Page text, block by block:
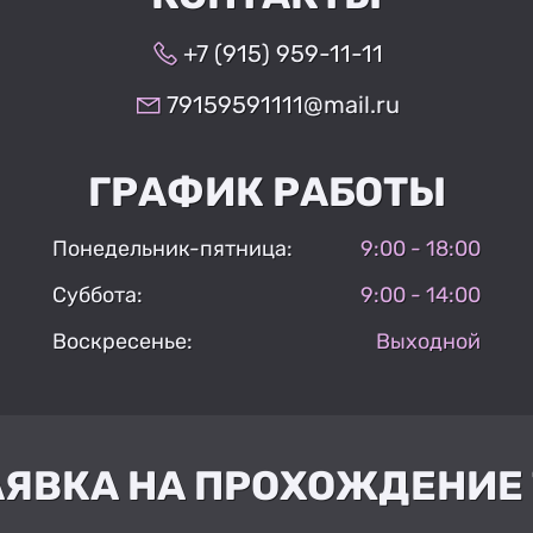
+7 (915) 959-11-11
79159591111@mail.ru
ГРАФИК РАБОТЫ
Понедельник-пятница:
9:00 - 18:00
Суббота:
9:00 - 14:00
Воскресенье:
Выходной
НА ПРОХОЖДЕНИЕ